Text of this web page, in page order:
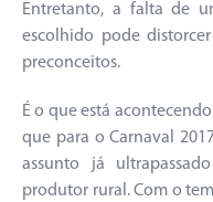
Entretanto, a falta de
escolhido pode
preconceitos.
É o que está
que para o Carnaval
assunto já
produtor rural. Com o